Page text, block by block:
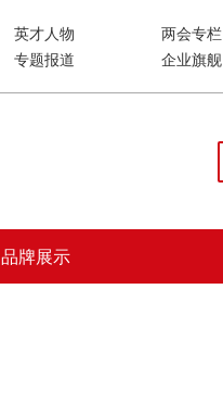
英才人物 两会专栏
专题报道 企业旗舰
品牌展示